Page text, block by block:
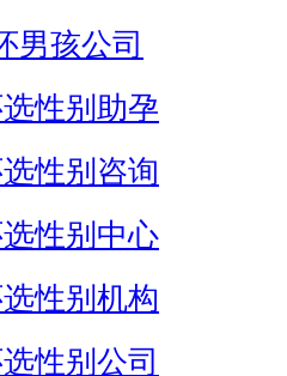
男孩公司
性别助孕
性别咨询
性别中心
性别机构
性别公司